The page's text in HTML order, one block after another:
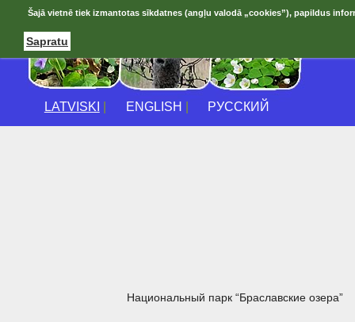
LATVISKI ENGLISH РУССКИЙ
Национальный парк “Браславские озера”
Šajā vietnē tiek izmantotas sīkdatnes (angļu valodā „cookies”), papildus
Sapratu